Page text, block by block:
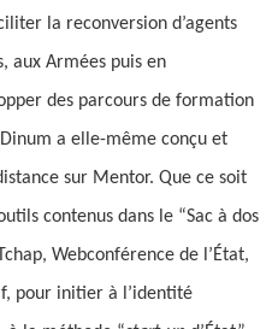
la reconversion d’agents
aux Armées puis en
des parcours de formation
a elle-même conçu et
sur Mentor. Que ce soit
contenus dans le “Sac à dos
Webconférence de l’État,
pour initier à l’identité